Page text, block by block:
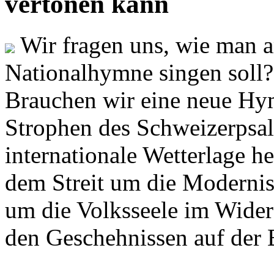
Wir fragen uns, wie man
Nationalhymne singen
Brauchen wir eine neue
Strophen des
internationale Wetterlage
dem Streit um die
um die Volksseele im
den Geschehnissen auf